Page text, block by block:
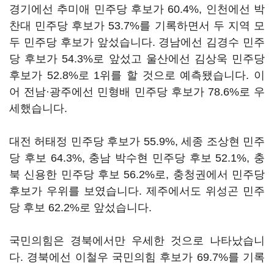
경기에선 추미애 민주당 후보가 60.4%, 인천에선 박
찬대 민주당 후보가 53.7%를 기록하면서 두 지역 모
두 민주당 후보가 앞섰습니다. 경남에선 김경수 민주
당 후보가 54.3%로 앞섰고 울산에선 김상욱 민주당
후보가 52.8%로 1위를 할 것으로 예측됐습니다. 이
어 전남·광주에선 민형배 민주당 후보가 78.6%로 우
세했습니다.
대전 허태정 민주당 후보가 55.9%, 세종 조상현 민주
당 후보 64.3%, 충남 박수현 민주당 후보 52.1%, 충
북 신용한 민주당 후보 56.2%로, 충청권에서 민주당
후보가 우위를 보였습니다. 제주에서도 위성곤 민주
당 후보 62.2%로 앞섰습니다.
국민의힘은 경북에서만 우세한 것으로 나타났습니
다. 경북에선 이철우 국민의힘 후보가 69.7%를 기록